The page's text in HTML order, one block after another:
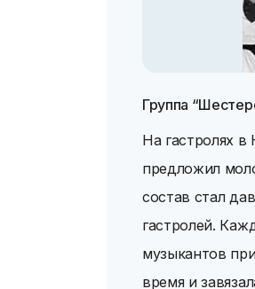
Группа
На гастролях
предложил
состав стал
гастролей.
музыкантов
время и